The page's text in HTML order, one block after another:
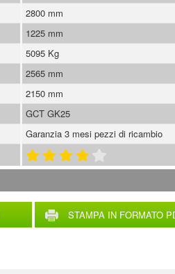
STAMPA IN FORMATO
2800 mm
1225 mm
5095 Kg
2565 mm
2150 mm
GCT GK25
Garanzia 3 mesi pezzi di ricambio